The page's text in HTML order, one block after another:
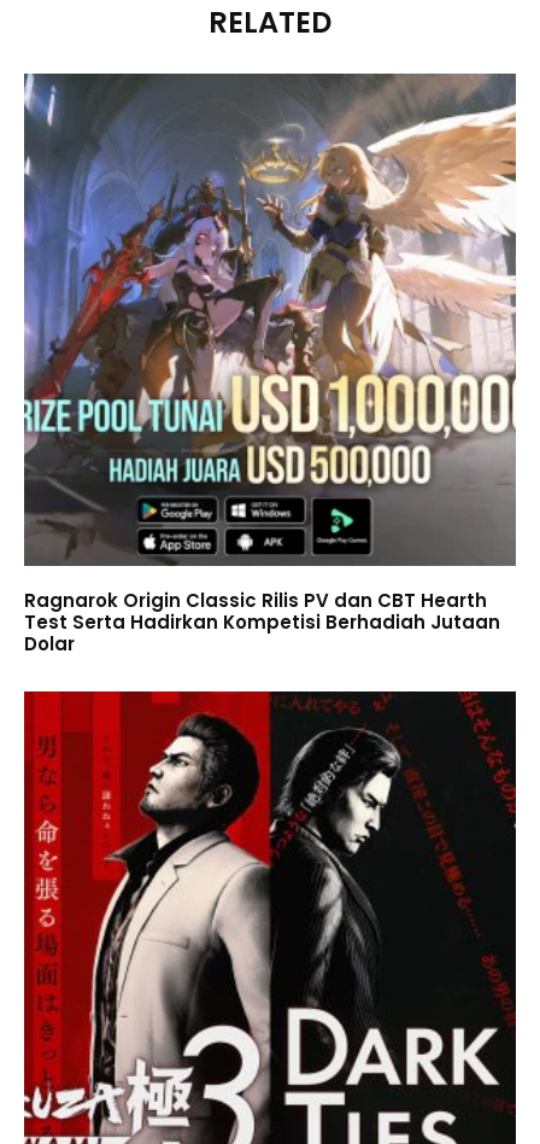
RELATED
Ragnarok Origin Classic Rilis PV dan CBT Hearth
Test Serta Hadirkan Kompetisi Berhadiah Jutaan
Dolar